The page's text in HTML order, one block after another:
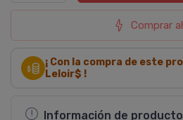
Comprar
¡ Con la compra de este
Leloir$ !
Información de producto